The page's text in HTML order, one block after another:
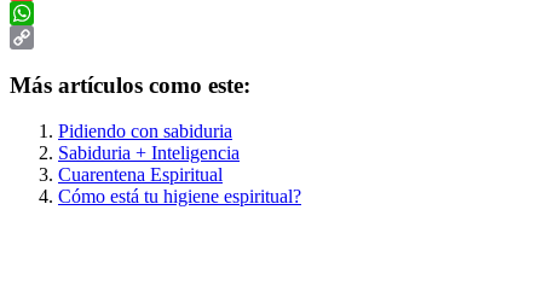
Gmail
WhatsApp
Link
Más artículos como este:
Pidiendo con sabiduria
Sabiduria + Inteligencia
Cuarentena Espiritual
Cómo está tu higiene espiritual?